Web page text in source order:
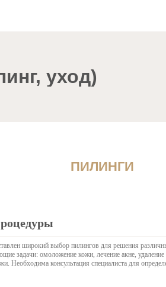
уход)
ПИЛИНГИ
широкий выбор пилингов для решения
задачи: омоложение кожи, лечение акне, удаление
Необходима консультация специалиста для